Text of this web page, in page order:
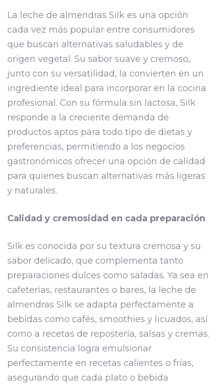
La leche de almendras Silk es una opción
cada vez más popular entre consumidores
que buscan alternativas saludables y de
origen vegetal. Su sabor suave y cremoso,
junto con su versatilidad, la convierten en un
ingrediente ideal para incorporar en la cocina
profesional. Con su fórmula sin lactosa, Silk
responde a la creciente demanda de
productos aptos para todo tipo de dietas y
preferencias, permitiendo a los negocios
gastronómicos ofrecer una opción de calidad
para quienes buscan alternativas más ligeras
y naturales.
Calidad y cremosidad en cada preparación
Silk es conocida por su textura cremosa y su
sabor delicado, que complementa tanto
preparaciones dulces como saladas. Ya sea en
cafeterías, restaurantes o bares, la leche de
almendras Silk se adapta perfectamente a
bebidas como cafés, smoothies y licuados, así
como a recetas de repostería, salsas y cremas.
Su consistencia logra emulsionar
perfectamente en recetas calientes o frías,
asegurando que cada plato o bebida